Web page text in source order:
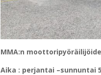
MMA:n
Aika : perjantai –sunnuntai